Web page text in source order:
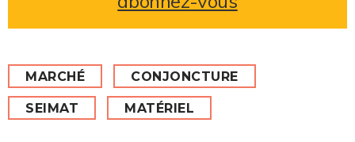
MARCHÉ CONJONCTURE
SEIMAT MATÉRIEL